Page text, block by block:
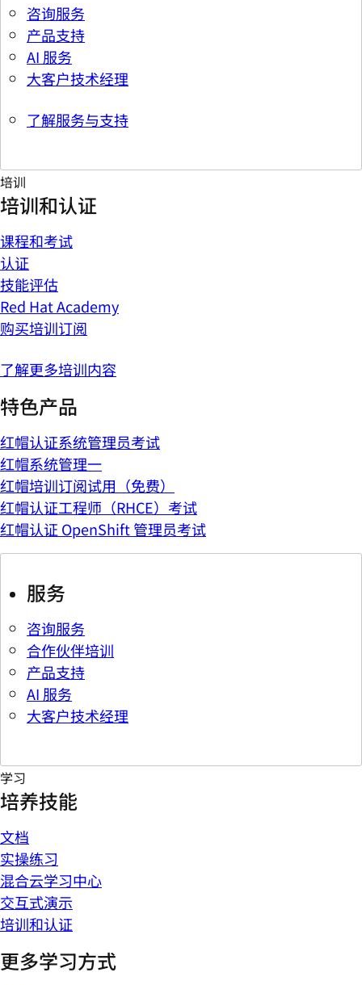
咨询服务
产品支持
AI 服务
大客户技术经理
了解服务与支持
培训
培训和认证
课程和考试
认证
技能评估
Red Hat Academy
购买培训订阅
了解更多培训内容
特色产品
红帽认证系统管理员考试
红帽系统管理一
红帽培训订阅试用（免费）
红帽认证工程师（RHCE）考试
红帽认证 OpenShift 管理员考试
服务
咨询服务
合作伙伴培训
产品支持
AI 服务
大客户技术经理
学习
培养技能
文档
实操练习
混合云学习中心
交互式演示
培训和认证
更多学习方式